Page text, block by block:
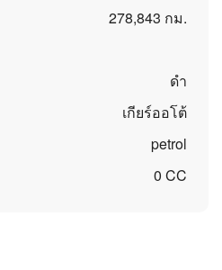
278,843 กม.
ดำ
เกียร์ออโต้
petrol
0 CC